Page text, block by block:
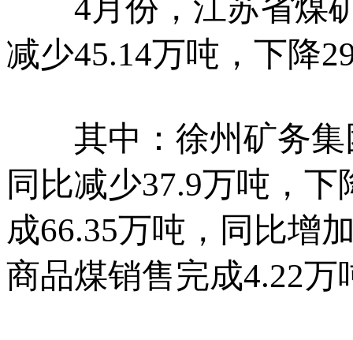
4月份，江苏省煤矿
减少45.14万吨，下降
其中：徐州矿务集
同比减少37.9万吨，
成66.35万吨，同比增
商品煤销售完成4.22万